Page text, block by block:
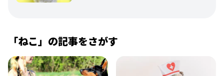
「ねこ 」の記事をさがす